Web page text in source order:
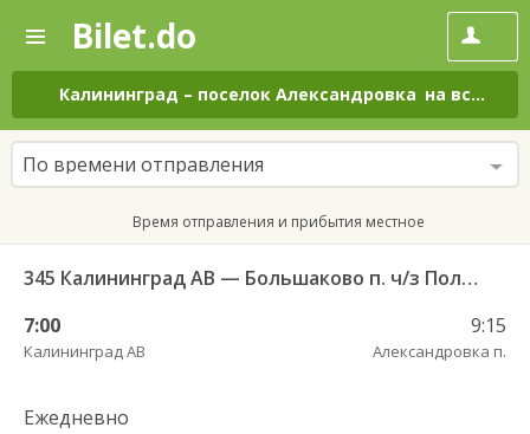
—
Поиск
и
покупка
билетов
на
автобус
онлайн
Bilet.do
Калининград – поселок Александровка на все дни
По времени отправления
Время отправления и прибытия местное
345 Калининград АВ — Большаково п. ч/з Полесск г.
7:00
Калининград АВ
9:15
Александровка п.
Ежедневно